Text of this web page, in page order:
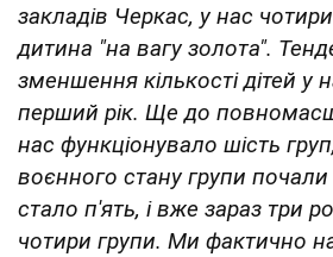
закладів Черкас, у нас
дитина "на вагу золота".
зменшення кількості дітей у
перший рік. Ще до
нас функціонувало шість
воєнного стану групи
стало п'ять, і вже зараз три
чотири групи. Ми фактично